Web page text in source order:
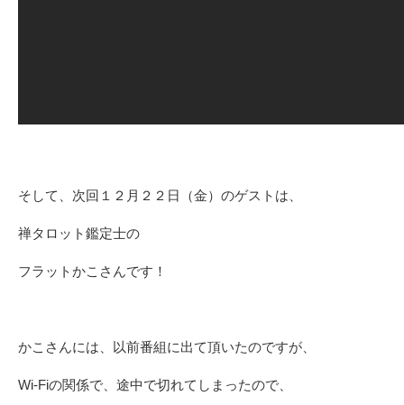
そして、次回１２月２２日（金）のゲストは、
禅タロット鑑定士の
フラットかこさんです！
かこさんには、以前番組に出て頂いたのですが、
Wi-Fiの関係で、途中で切れてしまったので、